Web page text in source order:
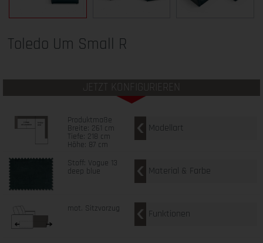
Toledo Um Small R
JETZT KONFIGURIEREN
Produktmaße
Breite: 261 cm
Tiefe: 218 cm
Höhe: 87 cm
Modellart
Stoff: Vogue 13
deep blue Material & Farbe
mot. Sitzvorzug Funktionen